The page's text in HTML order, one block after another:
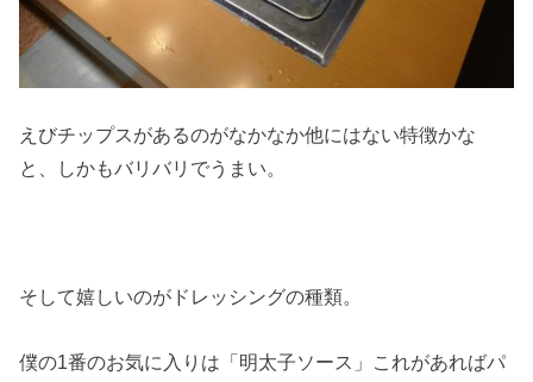
えびチップスがあるのがなかなか他にはない特徴かな
と、しかもバリバリでうまい。
そして嬉しいのがドレッシングの種類。
僕の1番のお気に入りは「明太子ソース」これがあればパ